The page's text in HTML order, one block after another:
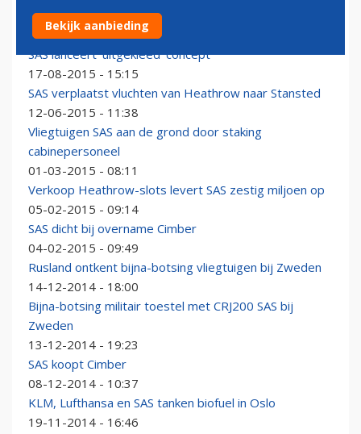
SAS breidt uit met drie nieuwe routes naar VS
19-08-2015 - 17:52
SAS lanceert 'uitgekleed' concept
17-08-2015 - 15:15
SAS verplaatst vluchten van Heathrow naar Stansted
12-06-2015 - 11:38
Vliegtuigen SAS aan de grond door staking
cabinepersoneel
01-03-2015 - 08:11
Verkoop Heathrow-slots levert SAS zestig miljoen op
05-02-2015 - 09:14
SAS dicht bij overname Cimber
04-02-2015 - 09:49
Rusland ontkent bijna-botsing vliegtuigen bij Zweden
14-12-2014 - 18:00
Bijna-botsing militair toestel met CRJ200 SAS bij
Zweden
13-12-2014 - 19:23
SAS koopt Cimber
08-12-2014 - 10:37
KLM, Lufthansa en SAS tanken biofuel in Oslo
19-11-2014 - 16:46
Bekijk aanbieding